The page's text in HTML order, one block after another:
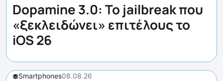
Dopamine 3.0: Το jailbreak που
«ξεκλειδώνει» επιτέλους το
iOS 26
Smartphones08.08.26